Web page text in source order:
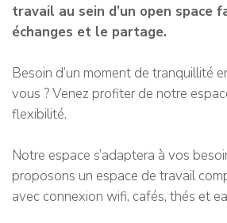
travail au sein d’un open space
échanges et le partage.
Besoin d’un moment de tranquillité
vous ? Venez profiter de notre
flexibilité.
Notre espace s’adaptera à vos
proposons un espace de travail
avec connexion wifi, cafés, thés et